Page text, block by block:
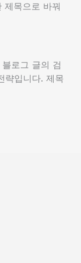
제목으로 바꿔
로그 글의 검
략입니다. 제목